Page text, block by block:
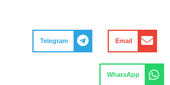
Email
Telegram
WhatsApp